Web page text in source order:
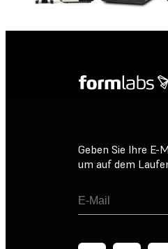
Geben Sie Ihre E-
um auf dem